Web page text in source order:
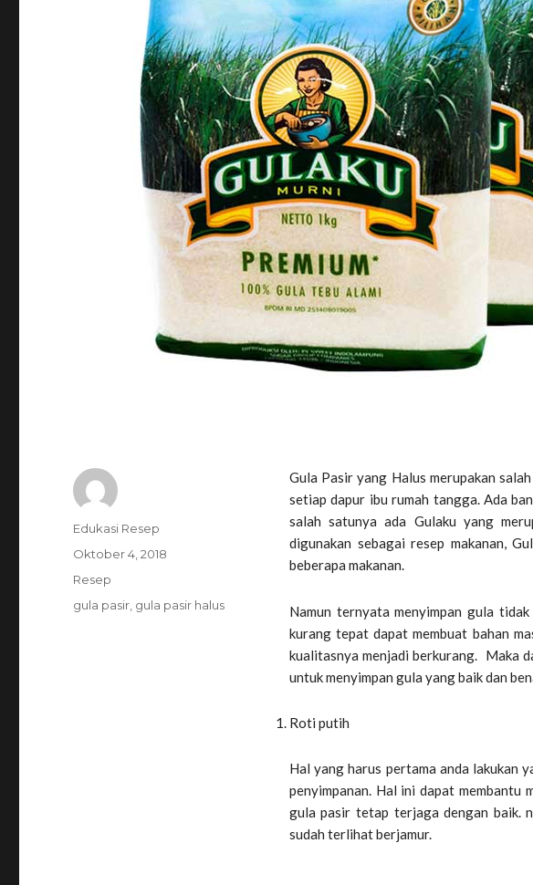
Gula Pasir yang Halus merupakan
setiap dapur ibu rumah tangga. Ada
salah satunya ada Gulaku yang
digunakan sebagai resep makanan,
beberapa makanan.
Namun ternyata menyimpan gula
kurang tepat dapat membuat bahan
kualitasnya menjadi berkurang. Maka
untuk menyimpan gula yang baik dan
Roti putih
Hal yang harus pertama anda lakukan
penyimpanan. Hal ini dapat membantu
gula pasir tetap terjaga dengan baik.
sudah terlihat berjamur.
Penulis
Edukasi Resep
Diposkan
pada
Oktober 4, 2018
Kategori
Resep
Tag
gula pasir, gula pasir halus